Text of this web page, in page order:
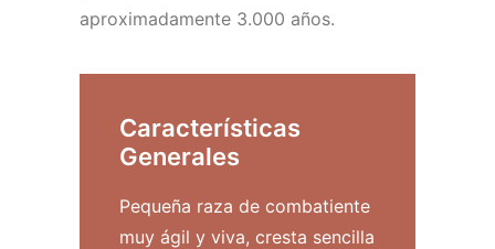
aproximadamente 3.000 años.
Características
Generales
Pequeña raza de combatiente
muy ágil y viva, cresta sencilla